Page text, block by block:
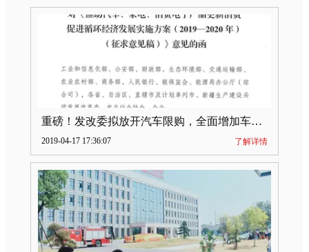
重磅！发改委拟放开汽车限购，全面增加车牌指标
2019-04-17 17:36:07 了解详情